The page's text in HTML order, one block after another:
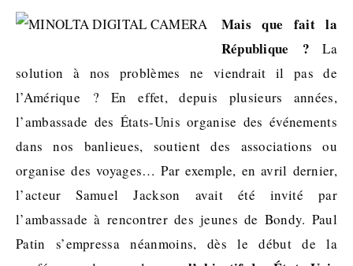
Mais que fait la
République ? La
solution à nos problèmes ne viendrait il pas de
l’Amérique ? En effet, depuis plusieurs années,
l’ambassade des États-Unis organise des événements
dans nos banlieues, soutient des associations ou
organise des voyages… Par exemple, en avril dernier,
l’acteur Samuel Jackson avait été invité par
l’ambassade à rencontrer des jeunes de Bondy. Paul
Patin s’empressa néanmoins, dès le début de la